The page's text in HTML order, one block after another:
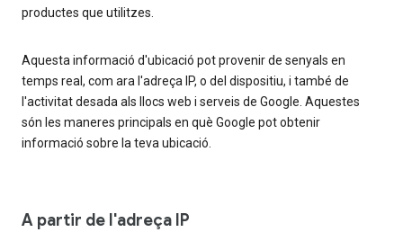
productes que utilitzes.
Aquesta informació d'ubicació pot provenir de senyals en
temps real, com ara l'adreça IP, o del dispositiu, i també de
l'activitat desada als llocs web i serveis de Google. Aquestes
són les maneres principals en què Google pot obtenir
informació sobre la teva ubicació.
A partir de l'adreça IP